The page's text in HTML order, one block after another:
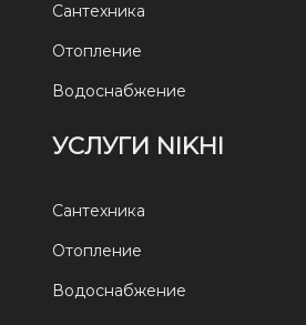
Сантехника
Отопление
Водоснабжение
УСЛУГИ NIKHI
Сантехника
Отопление
Водоснабжение